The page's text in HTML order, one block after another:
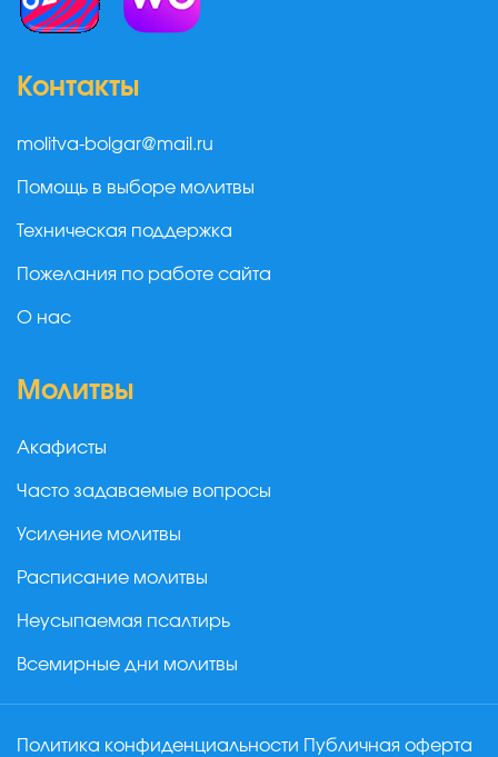
Контакты
molitva-bolgar@mail.ru
Помощь в выборе молитвы
Техническая поддержка
Пожелания по работе сайта
О нас
Молитвы
Акафисты
Часто задаваемые вопросы
Усиление молитвы
Расписание молитвы
Неусыпаемая псалтирь
Всемирные дни молитвы
Политика конфиденциальности Публичная оферта